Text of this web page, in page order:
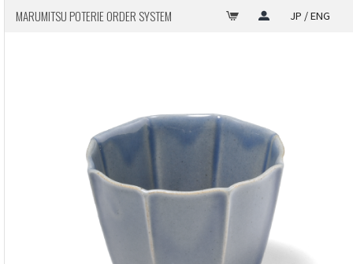
MARUMITSU POTERIE ORDER SYSTEM JP / ENG